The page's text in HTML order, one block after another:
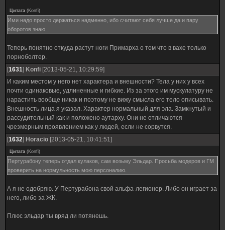
Цитата (Konfi)
Ими надо просто держаться надменно, ибо считают себя лучше да и пару
оборотов знаю.
Теперь понятно откуда растут ноги Примарха о том что в вахе только
порноболтер.
[1631] Konfi [2013-05-21, 10:29:59]
И каким местом у него нет характера и внешности? Тела у них у всех
почти одинаковые, удлиненные и гибкие. Из за этого им мускулатуру не
нарастить вообще никак и поэтому не вижу смысла его тело описывать.
Внешность лица я указал. Характер нормальный для эла. Замкнутый и
рассудительный как и положено аутарху. Они не отличаются
чрезмерным проявлением как у людей, если не сорвутся.
[1632] Horacio [2013-05-21, 10:41:51]
Цитата (Konfi)
Пертурабону теперь отдал кулаков, сам возьму Эльдар. Просьба модеров и ГМ
проверить на нормульность мою персоналию.
А я не одобряю. У Пертурабона свой альфа-легионер. Либо он играет за
него, либо за ЖК.
Плюс эльдар ты вряд ли потянешь.